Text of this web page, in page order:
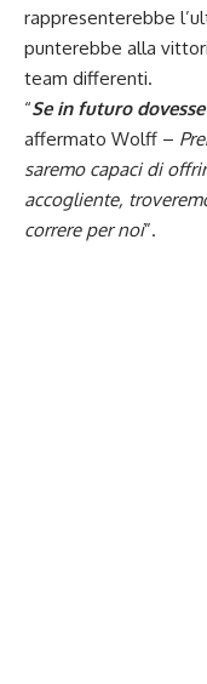
rappresenterebbe
punterebbe alla
team differenti.
“Se in futuro
affermato Wolff –
saremo capaci di
accogliente,
correre per noi”.